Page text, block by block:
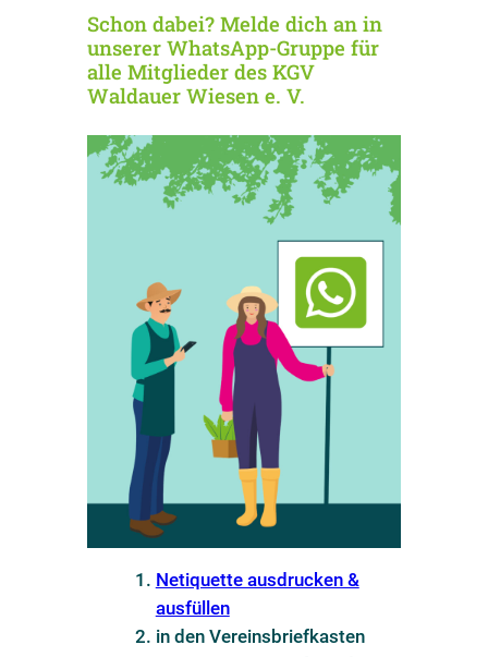
Schon dabei? Melde dich an in
unserer WhatsApp-Gruppe für
alle Mitglieder des KGV
Waldauer Wiesen e. V.
Netiquette ausdrucken &
ausfüllen
in den Vereinsbriefkasten